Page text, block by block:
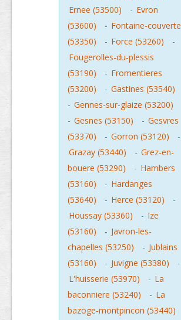
Ernee (53500)
- Evron
(53600)
- Fontaine-couverte
(53350)
- Force (53260)
-
Fougerolles-du-plessis
(53190)
- Fromentieres
(53200)
- Gastines (53540)
- Gennes-sur-glaize (53200)
- Gesnes (53150) - Gesvres
(53370)
- Gorron (53120)
-
Grazay (53440)
- Grez-en-
bouere (53290)
- Hambers
(53160)
- Hardanges
(53640)
- Herce (53120)
-
Houssay (53360)
- Ize
(53160)
- Javron-les-
chapelles (53250)
- Jublains
(53160)
- Juvigne (53380)
-
L'huisserie (53970)
- La
baconniere (53240)
- La
bazoge-montpincon (53440)